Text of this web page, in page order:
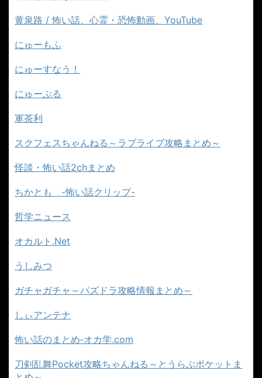
黄泉路 / 怖い話、心霊・恐怖動画、YouTube
にゅーもふ
にゅーすなう！
にゅーぷる
軍茶利
スクフェスちゃんねる～ラブライブ攻略まとめ～
怪談・怖い話2chまとめ
ちかとも -怖い話クリップ-
哲学ニュース
オカルト.Net
うしみつ
ガチャガチャ～パズドラ攻略情報まとめ～
しぃアンテナ
怖い話のまとめ‐オカ学.com
刀剣乱舞Pocket攻略ちゃんねる～とうらぶポケットま